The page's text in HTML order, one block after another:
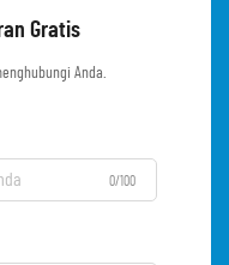
Gratis
Anda.
0/100